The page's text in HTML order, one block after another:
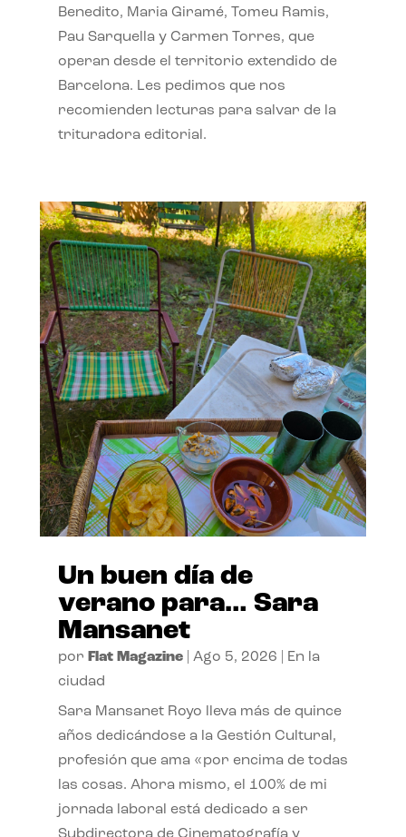
Benedito, Maria Giramé, Tomeu Ramis,
Pau Sarquella y Carmen Torres, que
operan desde el territorio extendido de
Barcelona. Les pedimos que nos
recomienden lecturas para salvar de la
trituradora editorial.
Un buen día de
verano para… Sara
Mansanet
por Flat Magazine| Ago 5, 2026
En la
ciudad
Sara Mansanet Royo lleva más de quince
años dedicándose a la Gestión Cultural,
profesión que ama «por encima de todas
las cosas. Ahora mismo, el 100% de mi
jornada laboral está dedicado a ser